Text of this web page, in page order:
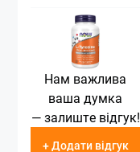
Нам важлива
ваша думка
— залиште відгук!
+ Додати відгук